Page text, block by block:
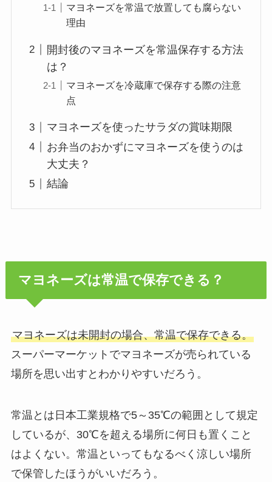
マヨネーズを常温で放置しても腐らない
理由
開封後のマヨネーズを常温保存する方法
は？
マヨネーズを冷蔵庫で保存する際の注意
点
マヨネーズを使ったサラダの賞味期限
お弁当のおかずにマヨネーズを使うのは
大丈夫？
結論
マヨネーズは常温で保存できる？
マヨネーズは未開封の場合、常温で保存できる。
スーパーマーケットでマヨネーズが売られている
場所を思い出すとわかりやすいだろう。
常温とは日本工業規格で5～35℃の範囲として規定
しているが、30℃を超える場所に何日も置くこと
はよくない。常温といってもなるべく涼しい場所
で保管したほうがいいだろう。